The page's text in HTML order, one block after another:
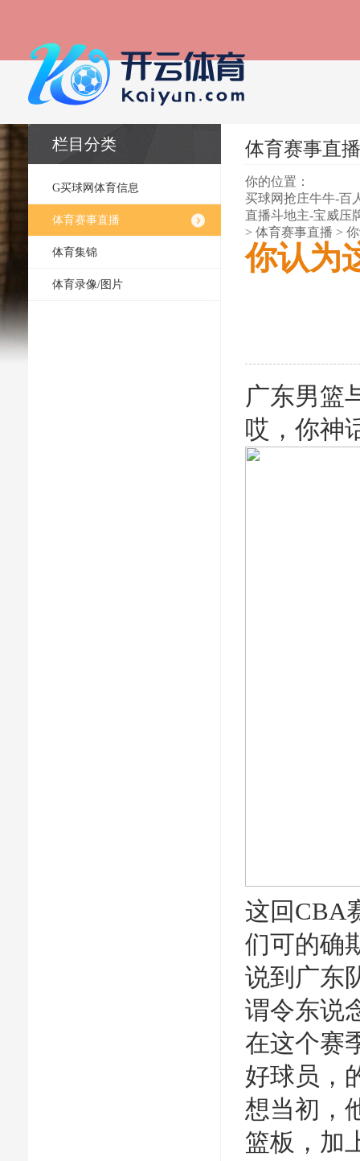
栏目分类
G买球网体育信息
体育赛事直播
体育集锦
体育录像/图片
体育赛事直播
你的位置：
买球网抢庄牛牛-百
直播斗地主-宝威压
> 体育赛事直播 >
你认为
广东男篮
哎，你神
这回CBA
们可的确
说到广东
谓令东说
在这个赛
好球员，
想当初，
篮板，加